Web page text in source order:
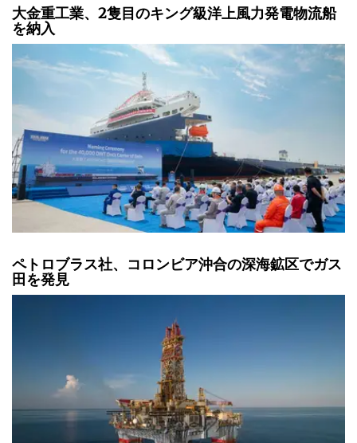
大金重工業、2隻目のキング級洋上風力発電物流船
を納入
ペトロブラス社、コロンビア沖合の深海鉱区でガス
田を発見